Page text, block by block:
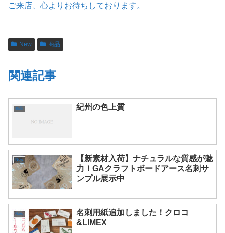
ご来店、心よりお待ちしております。
New 商品
関連記事
商品 紀州の色上質
New
【新素材入荷】ナチュラルな質感が魅
力！GAクラフトボードアース名刺サ
ンプル展示中
New
名刺用紙追加しました！クロコ
&LIMEX